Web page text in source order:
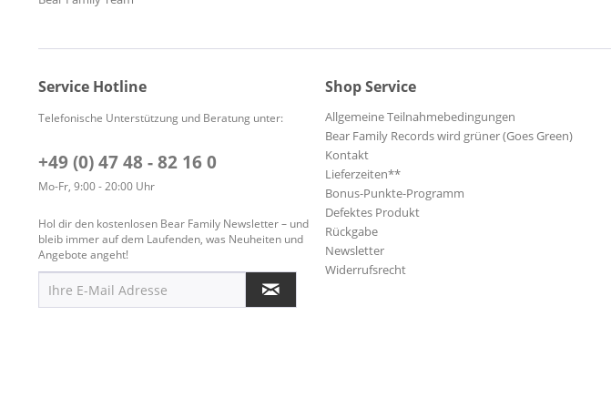
Axton, Hoyt
Axton, Hoyt
Bachelors, The
Badfinger
Bailey, Pearl
Baldwin, Luke
Balham Alligators
Ballard, Hank
Ballard, Hank & The Midnighters
Service Hotline
Telefonische Unterstützung und Beratung unter:
+49 (0) 47 48 - 82 16 0
Mo-Fr, 9:00 - 20:00 Uhr
Hol dir den kostenlosen Bear Family Newsletter – und
bleib immer auf dem Laufenden, was Neuheiten und
Angebote angeht!
Shop Service
Allgemeine Teilnahmebedingungen
Bear Family Records wird grüner (Goes Green)
Kontakt
Lieferzeiten**
Bonus-Punkte-Programm
Defektes Produkt
Rückgabe
Newsletter
Widerrufsrecht